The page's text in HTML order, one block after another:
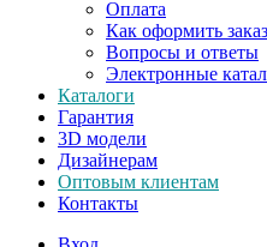
Оплата
Как оформить заказ
Вопросы и ответы
Электронные
Каталоги
Гарантия
3D модели
Дизайнерам
Оптовым клиентам
Контакты